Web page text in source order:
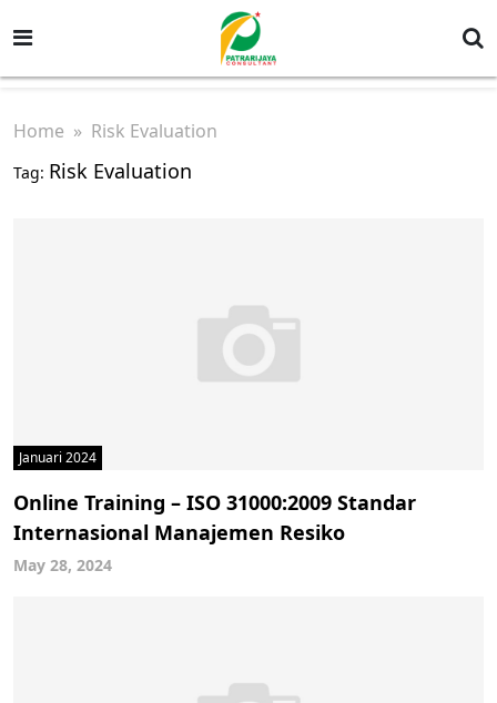
Home » Risk Evaluation
Tag: Risk Evaluation
Januari 2024
Online Training – ISO 31000:2009 Standar
Internasional Manajemen Resiko
May 28, 2024